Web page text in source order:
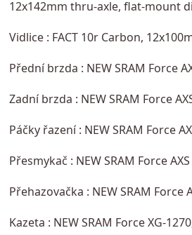
12x142mm thru-axle, flat-mount
Vidlice : FACT 10r Carbon,
Přední brzda : NEW SRAM Force
Zadní brzda : NEW SRAM Force
Páčky řazení : NEW SRAM Force
Přesmykač : NEW SRAM Force AXS
Přehazovačka : NEW SRAM Force
Kazeta : NEW SRAM Force XG-